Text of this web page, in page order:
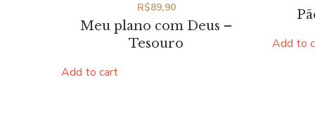
Meu plano com Deus –
Tesouro
R$89,90
Add to cart
Add to